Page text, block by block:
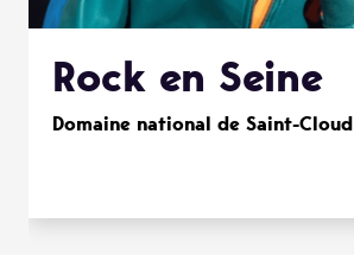
Rock en Seine
Domaine national de Saint-Cloud